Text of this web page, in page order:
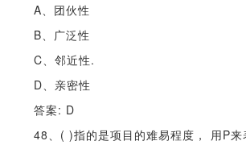
A、团伙性
B、广泛性
C、邻近性.
D、亲密性
答案: D
48、( )指的是项目的难易程度， 用P来